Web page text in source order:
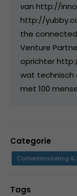
van http://
http://
the
Venture
oprichter
wat
met 100
Categorie
Contentmarketing &
Tags